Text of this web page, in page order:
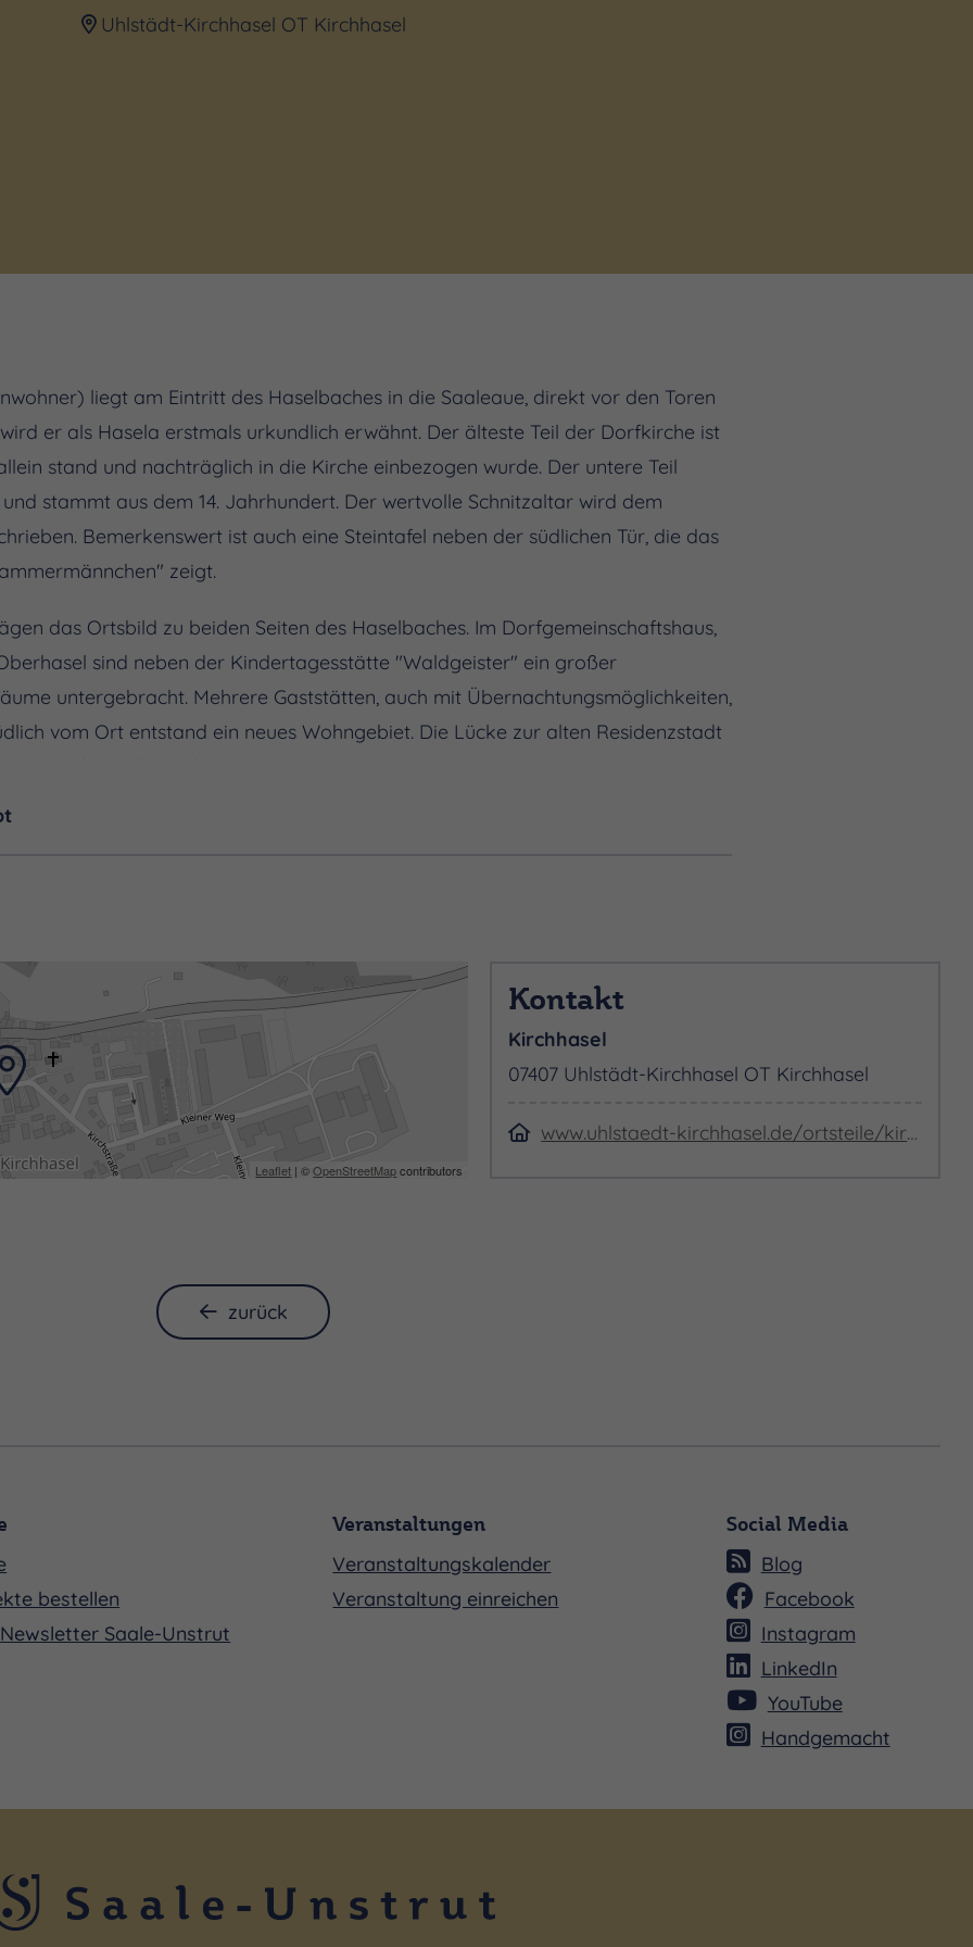
Uhlstädt-Kirchhasel OT Kirchhasel
liegt am Eintritt des Haselbaches in die Saaleaue, direkt vor den Toren
er als Hasela erstmals urkundlich erwähnt. Der älteste Teil der Dorfkirche ist
stand und nachträglich in die Kirche einbezogen wurde. Der untere Teil
stammt aus dem 14. Jahrhundert. Der wertvolle Schnitzaltar wird dem
Bemerkenswert ist auch eine Steintafel neben der südlichen Tür, die das
zeigt.
das Ortsbild zu beiden Seiten des Haselbaches. Im Dorfgemeinschaftshaus,
sind neben der Kindertagesstätte "Waldgeister" ein großer
untergebracht. Mehrere Gaststätten, auch mit Übernachtungsmöglichkeiten,
vom Ort entstand ein neues Wohngebiet. Die Lücke zur alten Residenzstadt
der Verein "Hasela" e.V. verantwortlich.
Leaflet | ©OpenStreetMapcontributors
Kontakt
Kirchhasel
07407 Uhlstädt-Kirchhasel OT Kirchhasel
www.uhlstaedt-kirchhasel.de/ortsteile/kirchhasel.html
zurück
bestellen
Saale-Unstrut
Veranstaltungen
Veranstaltungskalender
Veranstaltung einreichen
Social Media
Blog
Facebook
Instagram
LinkedIn
YouTube
Handgemacht